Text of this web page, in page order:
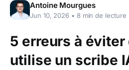
Antoine Mourgues
Jun 10, 2026 • 8min de lecture
5 erreurs à éviter
utilise un scribe